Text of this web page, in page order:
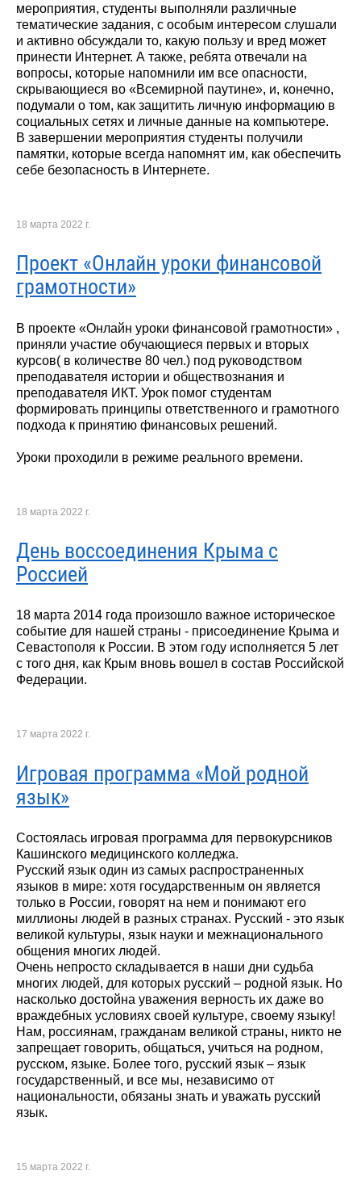
мероприятия, студенты выполняли различные
тематические задания, с особым интересом слушали
и активно обсуждали то, какую пользу и вред может
принести Интернет. А также, ребята отвечали на
вопросы, которые напомнили им все опасности,
скрывающиеся во «Всемирной паутине», и, конечно,
подумали о том, как защитить личную информацию в
социальных сетях и личные данные на компьютере.
В завершении мероприятия студенты получили
памятки, которые всегда напомнят им, как обеспечить
себе безопасность в Интернете.
18 марта 2022 г.
Проект «Онлайн уроки финансовой
грамотности»
В проекте «Онлайн уроки финансовой грамотности» ,
приняли участие обучающиеся первых и вторых
курсов( в количестве 80 чел.) под руководством
преподавателя истории и обществознания и
преподавателя ИКТ. Урок помог студентам
формировать принципы ответственного и грамотного
подхода к принятию финансовых решений.
Уроки проходили в режиме реального времени.
18 марта 2022 г.
День воссоединения Крыма с
Россией
18 марта 2014 года произошло важное историческое
событие для нашей страны - присоединение Крыма и
Севастополя к России. В этом году исполняется 5 лет
с того дня, как Крым вновь вошел в состав Российской
Федерации.
17 марта 2022 г.
Игровая программа «Мой родной
язык»
Состоялась игровая программа для первокурсников
Кашинского медицинского колледжа.
Русский язык один из самых распространенных
языков в мире: хотя государственным он является
только в России, говорят на нем и понимают его
миллионы людей в разных странах. Русский - это язык
великой культуры, язык науки и межнационального
общения многих людей.
Очень непросто складывается в наши дни судьба
многих людей, для которых русский – родной язык. Но
насколько достойна уважения верность их даже во
враждебных условиях своей культуре, своему языку!
Нам, россиянам, гражданам великой страны, никто не
запрещает говорить, общаться, учиться на родном,
русском, языке. Более того, русский язык – язык
государственный, и все мы, независимо от
национальности, обязаны знать и уважать русский
язык.
15 марта 2022 г.